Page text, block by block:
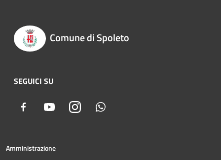
Comune di Spoleto
SEGUICI SU
Facebook YoutubeInstagram
Amministrazione